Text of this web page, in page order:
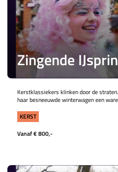
Zingende
Kerstklassiekers klinken door de
haar besneeuwde winterwagen een
KERST
Vanaf € 800,-